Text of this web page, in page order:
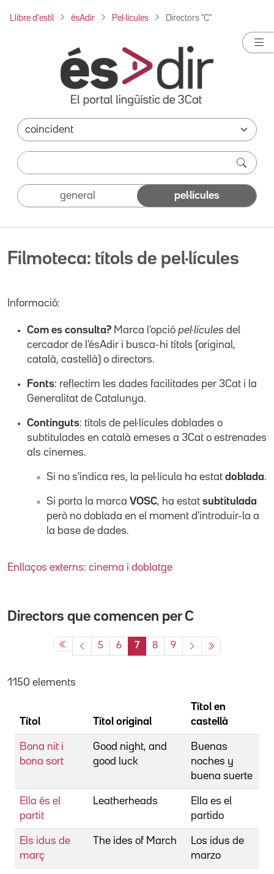
Llibre d'estil ésAdir Pel·lícules Directors "C"
general pel·lícules
Filmoteca: títols de pel·lícules
Informació:
Com es consulta? Marca l'opció pel·lícules del
cercador de l'ésAdir i busca-hi títols (original,
català, castellà) o directors.
Fonts: reflectim les dades facilitades per 3Cat i la
Generalitat de Catalunya.
Continguts: títols de pel·lícules doblades o
subtitulades en català emeses a 3Cat o estrenades
als cinemes.
Si no s'indica res, la pel·lícula ha estat doblada.
Si porta la marca VOSC, ha estat subtitulada
però no doblada en el moment d'introduir-la a
la base de dades.
Enllaços externs: cinema i doblatge
Directors que comencen perC
5 6 7 8 9
1150 elements
Títol Títol original
Títol en
castellà
Bona nit i
bona sort
Good night, and
good luck
Buenas
noches y
buena suerte
Ella és el
partit
Leatherheads
Ella es el
partido
Els idus de
març
The ides of March
Los idus de
marzo